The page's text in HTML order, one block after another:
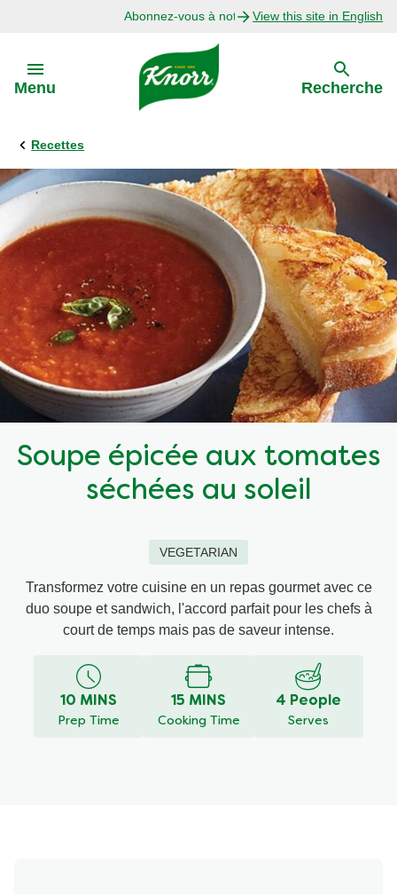
Abonnez-vous à notre infolettreView this site in English
Menu
Précédent
Explorer
Recettes avec Bouillon
Recettes par Ingrédient
Recettes par Occasion
Recettes par Type de Plat
Recherche
Recettes
Soupe épicée aux tomates
séchées au soleil
VEGETARIAN
Transformez votre cuisine en un repas gourmet avec ce
duo soupe et sandwich, l'accord parfait pour les chefs à
court de temps mais pas de saveur intense.
10 MINS
Prep Time
15 MINS
Cooking Time
4 People
Serves